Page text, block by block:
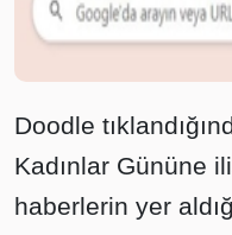
Doodle
Kadınlar Gününe
haberlerin yer